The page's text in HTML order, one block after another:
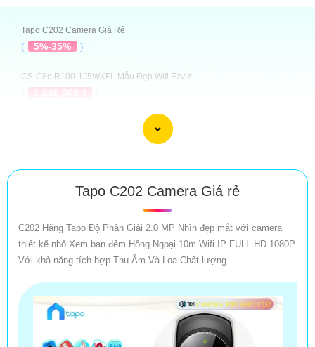
Tapo C202 Camera Giá Rẻ
( 5%-35% )
CS-C8c-R100-1J5WKFL Mẫu Đẹp Wifi Ezviz
1,800,000 ₫
Camera Wifi Ezviz CS-EB3-R200-1K3FL4GA
CS-H3c-R100-1K2WFL Camera Ezviz
1,400,000 ₫
Camera Ezviz CS-H5-R201-1H3EKFL
( 1,899,000 ₫ )
Camera Giá Rẻ Nhất
Tapo C202 Camera Giá rẻ
C202 Hãng Tapo Độ Phân Giải 2.0 MP Nhìn đẹp mắt với camera
thiết kế nhỏ Xem ban đêm Hồng Ngoại 10m Wifi IP FULL HD 1080P
Với khả năng tích hợp Thu Âm Và Loa Chất lượng